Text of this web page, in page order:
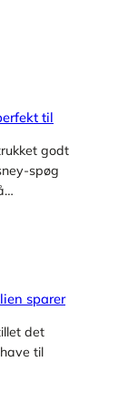
til
godt
spøg
sparer
det
til